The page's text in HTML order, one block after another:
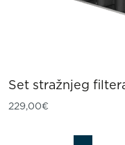
Set stražnjeg
229,00€